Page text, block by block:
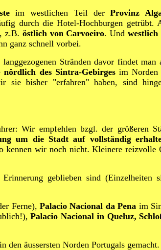
im westlichen Teil derProvinz
durch die Hotel-Hochburgen getrübt.
z.B. östlich von Carvoeiro. Undwestlich
ganz schnell vorbei.
Stränden davor findet man
nördlich des Sintra-Gebirgesim Norden
sie bisher "erfahren" haben, sind
Wir empfehlen bzgl. der größeren
um die Stadt auf vollständig
kennen wir noch nicht. Kleinere reizvolle
geblieben sind (Einzelheiten
Ferne),Palacio Nacional da Pena im
Palacio Nacional in Queluz,
äussersten Norden Portugals gemacht.